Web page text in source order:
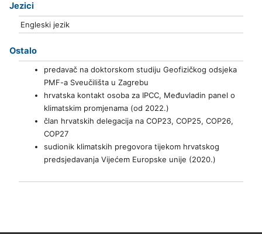
Jezici
Engleski jezik
Ostalo
predavač na doktorskom studiju Geofizičkog odsjeka
PMF-a Sveučilišta u Zagrebu
hrvatska kontakt osoba za IPCC, Međuvladin panel o
klimatskim promjenama (od 2022.)
član hrvatskih delegacija na COP23, COP25, COP26,
COP27
sudionik klimatskih pregovora tijekom hrvatskog
predsjedavanja Vijećem Europske unije (2020.)